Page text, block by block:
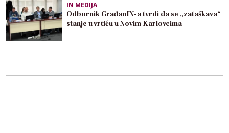
IN MEDIJA
Odbornik GrađanIN-a tvrdi da se „zataškava“
stanje u vrtiću u Novim Karlovcima